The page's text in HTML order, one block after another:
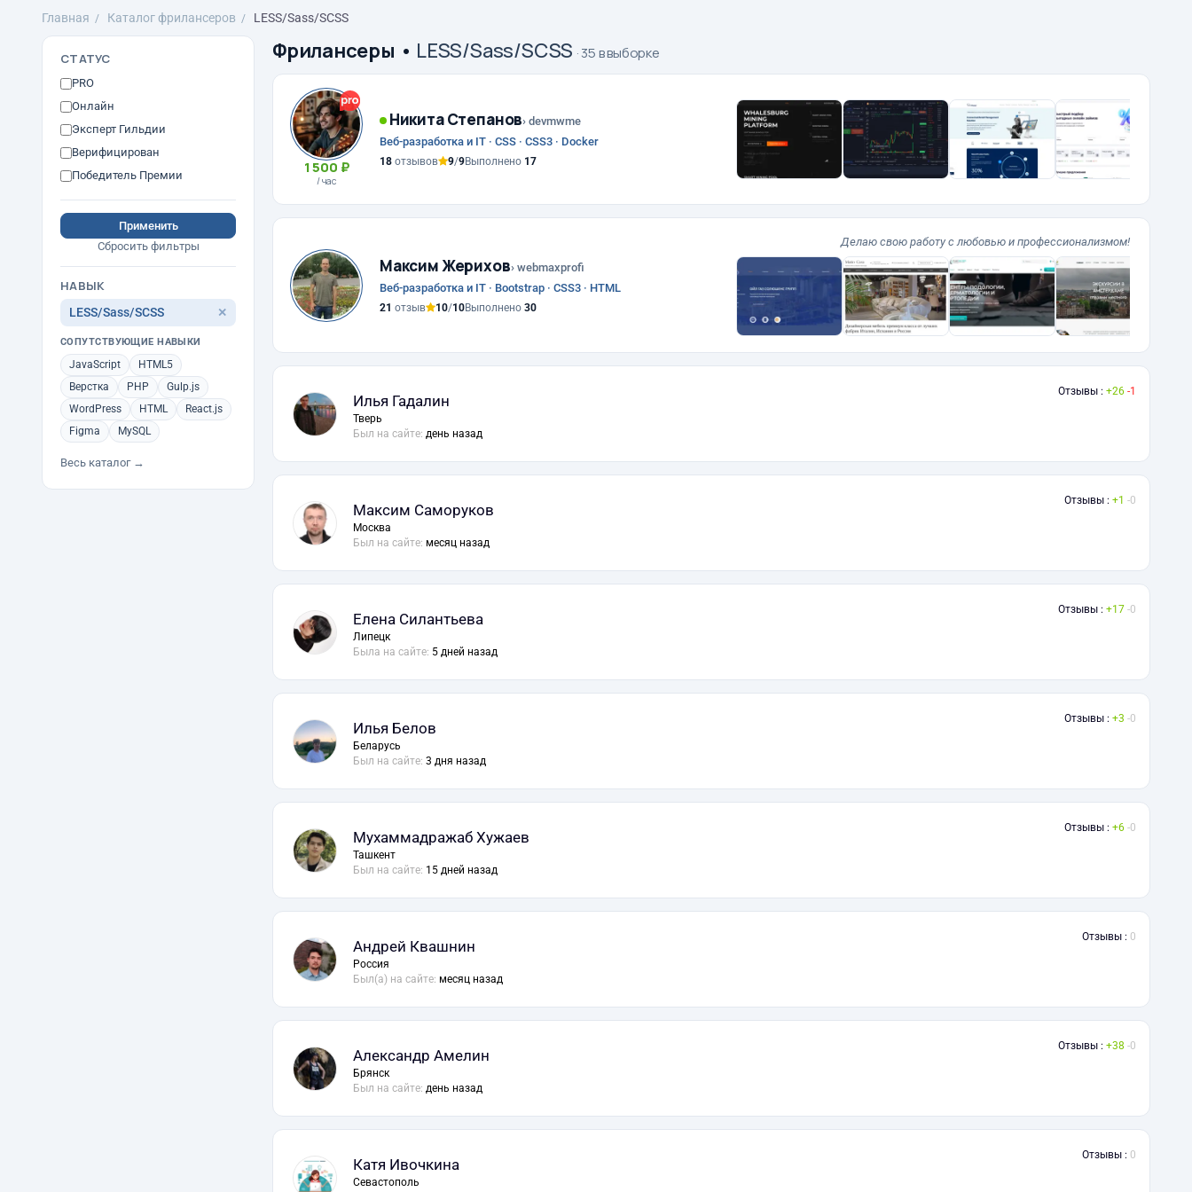
Главная Каталог фрилансеров LESS/Sass/SCSS
СТАТУС
PRO
Онлайн
Эксперт Гильдии
Верифицирован
Победитель Премии
Применить
Сбросить фильтры
НАВЫК
LESS/Sass/SCSS ✕
СОПУТСТВУЮЩИЕ НАВЫКИ
JavaScript
HTML5
Верстка
PHP
Gulp.js
WordPress
HTML
React.js
Figma
MySQL
Весь каталог →
Фрилансеры • LESS/Sass/SCSS · 35 в выборке
1 500 ₽
/ час
Никита Степанов› devmwme
Веб-разработка и IT · CSS · CSS3 · Docker
18 отзывов 9/9Выполнено 17
Максим Жерихов› webmaxprofi
Веб-разработка и IT · Bootstrap · CSS3 · HTML
21 отзыв 10/10Выполнено 30
Делаю свою работу с любовью и профессионализмом!
Илья Гадалин
Тверь
Был на сайте: день назад
Отзывы : 26 1
Максим Саморуков
Москва
Был на сайте: месяц назад
Отзывы : 1 0
Елена Силантьева
Липецк
Была на сайте: 5 дней назад
Отзывы : 17 0
Илья Белов
Беларусь
Был на сайте: 3 дня назад
Отзывы : 3 0
Мухаммадражаб Хужаев
Ташкент
Был на сайте: 15 дней назад
Отзывы : 6 0
Андрей Квашнин
Россия
Был(а) на сайте: месяц назад
Отзывы : 0
Александр Амелин
Брянск
Был на сайте: день назад
Отзывы : 38 0
Катя Ивочкина
Севастополь
Отзывы : 0